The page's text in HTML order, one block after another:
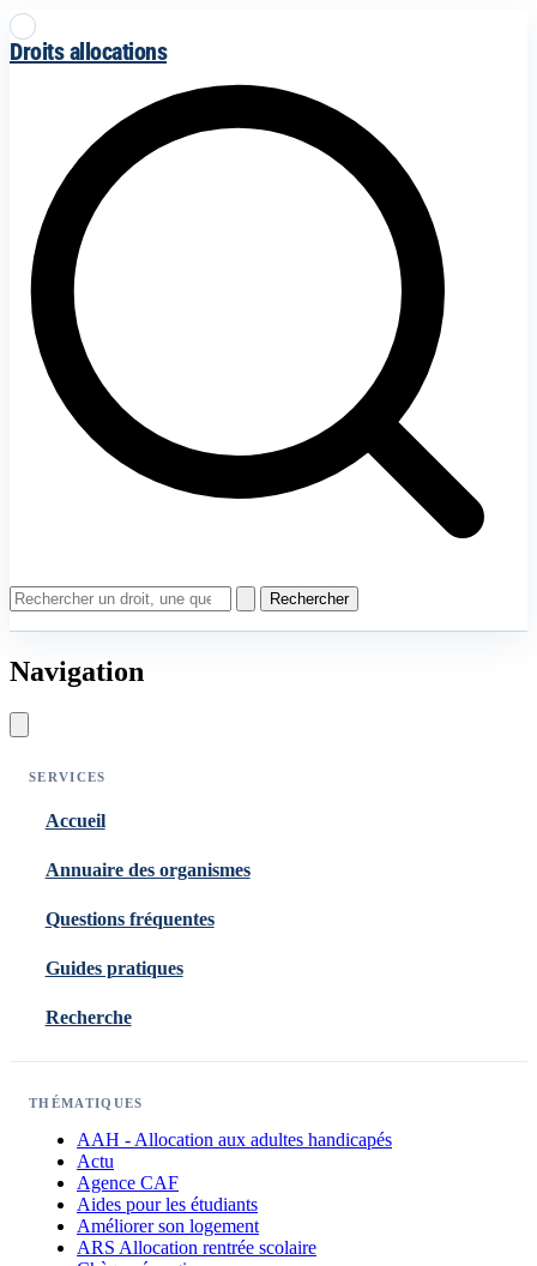
Droits allocations
Rechercher
Navigation
SERVICES
Accueil
Annuaire des organismes
Questions fréquentes
Guides pratiques
Recherche
THÉMATIQUES
AAH - Allocation aux adultes handicapés
Actu
Agence CAF
Aides pour les étudiants
Améliorer son logement
ARS Allocation rentrée scolaire